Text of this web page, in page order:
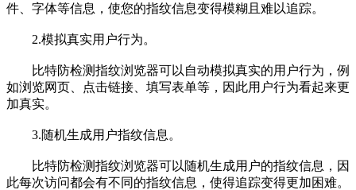
件、字体等信息，使您的指纹信息变得模糊且难以追踪。
2.模拟真实用户行为。
比特防检测指纹浏览器可以自动模拟真实的用户行为，例
如浏览网页、点击链接、填写表单等，因此用户行为看起来更
加真实。
3.随机生成用户指纹信息。
比特防检测指纹浏览器可以随机生成用户的指纹信息，因
此每次访问都会有不同的指纹信息，使得追踪变得更加困难。